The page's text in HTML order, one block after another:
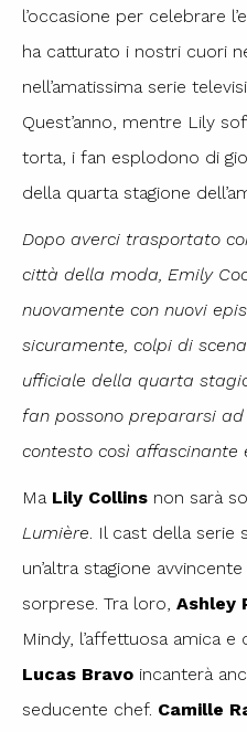
l’occasione per celebrare
ha catturato i nostri cuori
nell’amatissima serie
Quest’anno, mentre Lily
torta, i fan esplodono di
della quarta stagione
Dopo averci trasportato
città della moda, Emily
nuovamente con nuovi
sicuramente, colpi di
ufficiale della quarta
fan possono prepararsi
contesto così affascinante
Ma Lily Collins non sarà
Lumière . Il cast della
un’altra stagione
sorprese. Tra loro, Ashley
Mindy, l’affettuosa amica
Lucas Bravo incanterà
seducente chef. Camille